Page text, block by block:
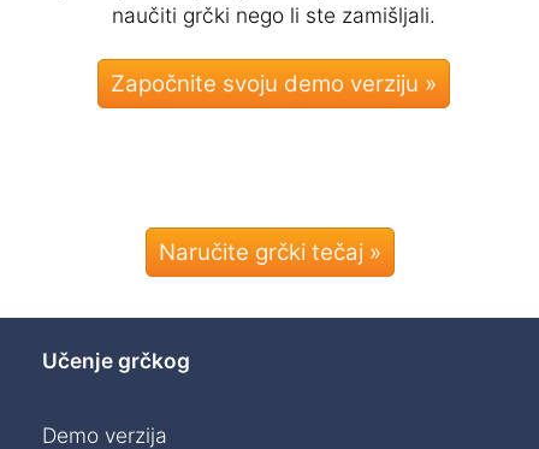
naučiti grčki nego li ste zamišljali.
Naručite grčki tečaj »
Učenje grčkog
Demo verzija